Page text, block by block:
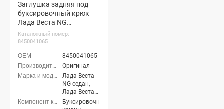
Заглушка задняя под
буксировочный крюк
Лада Веста NG
(8450041065)
Каталожный номер:
8450041065
8450041065
Оригинал
Лада Веста
NG седан,
Лада Веста
NG Кросс
Буксировочный